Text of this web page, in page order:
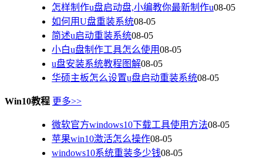
怎样制作u盘启动盘,小编教你最新制作u08-05
如何用U盘重装系统08-05
简述u启动重装系统08-05
小白u盘制作工具怎么使用08-05
u盘安装系统教程图解08-05
华硕主板怎么设置u盘启动重装系统08-05
Win10教程 更多>>
微软官方windows10下载工具使用方法08-05
苹果win10激活怎么操作08-05
windows10系统重装多少钱08-05